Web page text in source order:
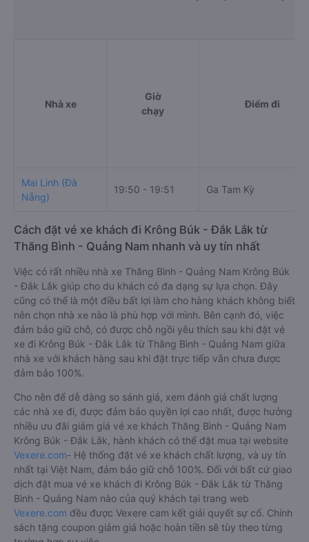
Nhà xe
Giờ
chạy
Điểm đi
Mai Linh (Đà
Nẵng)
19:50 - 19:51 Ga Tam Kỳ
Cách đặt vé xe khách đi Krông Búk - Đắk Lắk từ
Thăng Bình - Quảng Nam nhanh và uy tín nhất
Việc có rất nhiều nhà xe Thăng Bình - Quảng Nam Krông Búk
- Đắk Lắk giúp cho du khách có đa dạng sự lựa chọn. Đây
cũng có thể là một điều bất lợi làm cho hàng khách không biết
nên chọn nhà xe nào là phù hợp với mình. Bên cạnh đó, việc
đảm bảo giữ chỗ, có được chỗ ngồi yêu thích sau khi đặt vé
xe đi Krông Búk - Đắk Lắk từ Thăng Bình - Quảng Nam giữa
nhà xe với khách hàng sau khi đặt trực tiếp vẫn chưa được
đảm bảo 100%.
Cho nên để dễ dàng so sánh giá, xem đánh giá chất lượng
các nhà xe đi, được đảm bảo quyền lợi cao nhất, được hưởng
nhiều ưu đãi giảm giá vé xe khách Thăng Bình - Quảng Nam
Krông Búk - Đắk Lắk, hành khách có thể đặt mua tại website
Vexere.com- Hệ thống đặt vé xe khách chất lượng, và uy tín
nhất tại Việt Nam, đảm bảo giữ chỗ 100%. Đối với bất cứ giao
dịch đặt mua vé xe khách đi Krông Búk - Đắk Lắk từ Thăng
Bình - Quảng Nam nào của quý khách tại trang web
Vexere.com đều được Vexere cam kết giải quyết sự cố. Chính
sách tặng coupon giảm giá hoặc hoàn tiền sẽ tùy theo từng